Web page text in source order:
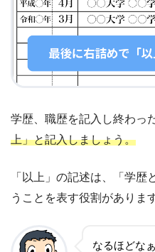
学歴、職歴を記入し終わっ
上」と記入しましょう。
「以上」の記述は、「学
うことを表す役割がありま
なるほどな